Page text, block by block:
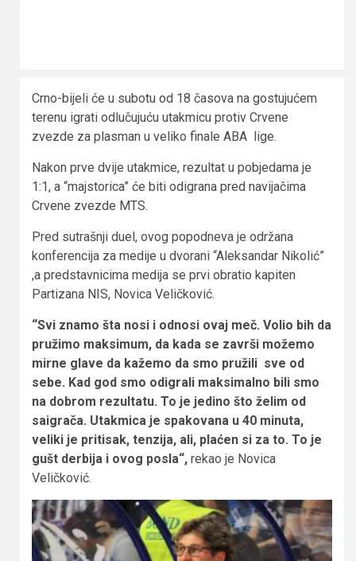
Crno-bijeli će u subotu od 18 časova na gostujućem
terenu igrati odlučujuću utakmicu protiv Crvene
zvezde za plasman u veliko finale ABA lige.
Nakon prve dvije utakmice, rezultat u pobjedama je
1:1, a “majstorica” će biti odigrana pred navijačima
Crvene zvezde MTS.
Pred sutrašnji duel, ovog popodneva je održana
konferencija za medije u dvorani “Aleksandar Nikolić”
,a predstavnicima medija se prvi obratio kapiten
Partizana NIS, Novica Veličković.
“Svi znamo šta nosi i odnosi ovaj meč. Volio bih da
pružimo maksimum, da kada se završi možemo
mirne glave da kažemo da smo pružili sve od
sebe. Kad god smo odigrali maksimalno bili smo
na dobrom rezultatu. To je jedino što želim od
saigrača. Utakmica je spakovana u 40 minuta,
veliki je pritisak, tenzija, ali, plaćen si za to. To je
gušt derbija i ovog posla“, rekao je Novica
Veličković.